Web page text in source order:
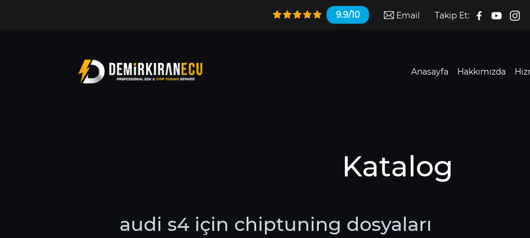
9.9/10 Email Takip Et:
Anasayfa Hakkımızda
Katalog
audi s4 için chiptuning dosyaları